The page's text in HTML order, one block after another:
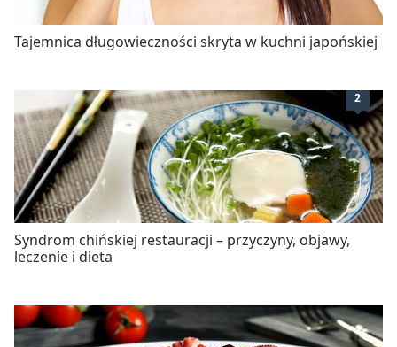
Tajemnica długowieczności skryta w kuchni japońskiej
2
Syndrom chińskiej restauracji – przyczyny, objawy,
leczenie i dieta